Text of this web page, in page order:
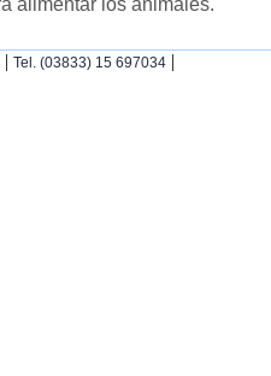
alimentar los animales.
| Tel. (03833) 15 697034 |